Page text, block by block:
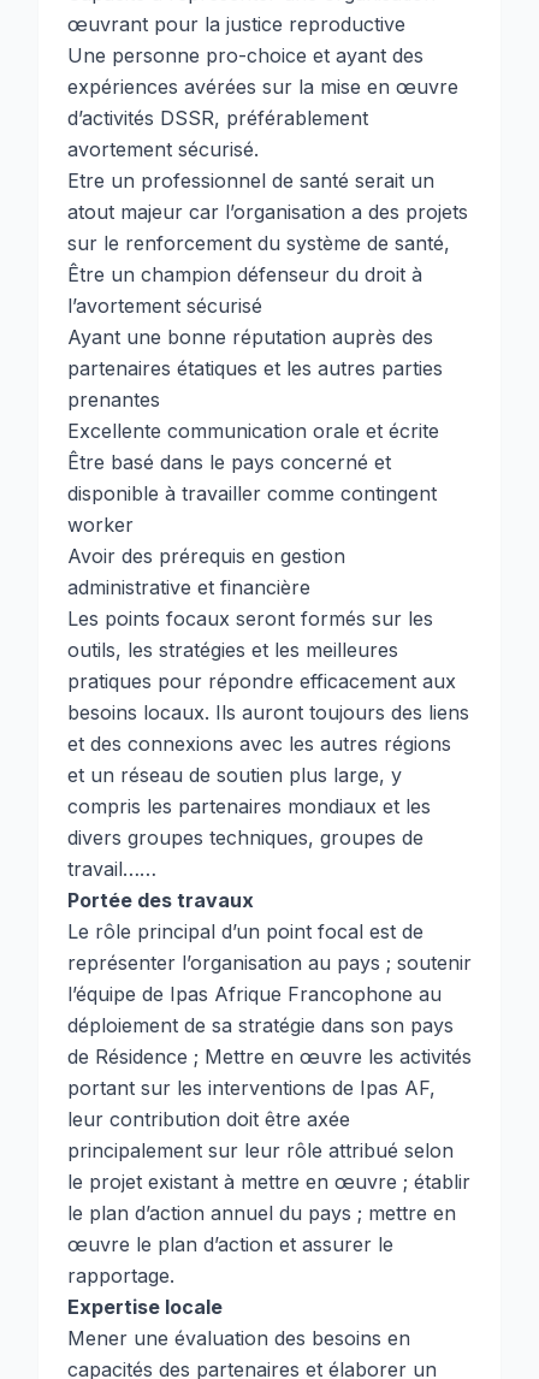
œuvrant pour la justice reproductive
Une personne pro-choice et ayant des
expériences avérées sur la mise en œuvre
d’activités DSSR, préférablement
avortement sécurisé.
Etre un professionnel de santé serait un
atout majeur car l’organisation a des projets
sur le renforcement du système de santé,
Être un champion défenseur du droit à
l’avortement sécurisé
Ayant une bonne réputation auprès des
partenaires étatiques et les autres parties
prenantes
Excellente communication orale et écrite
Être basé dans le pays concerné et
disponible à travailler comme contingent
worker
Avoir des prérequis en gestion
administrative et financière
Les points focaux seront formés sur les
outils, les stratégies et les meilleures
pratiques pour répondre efficacement aux
besoins locaux. Ils auront toujours des liens
et des connexions avec les autres régions
et un réseau de soutien plus large, y
compris les partenaires mondiaux et les
divers groupes techniques, groupes de
travail……
Portée des travaux
Le rôle principal d’un point focal est de
représenter l’organisation au pays ; soutenir
l’équipe de Ipas Afrique Francophone au
déploiement de sa stratégie dans son pays
de Résidence ; Mettre en œuvre les activités
portant sur les interventions de Ipas AF,
leur contribution doit être axée
principalement sur leur rôle attribué selon
le projet existant à mettre en œuvre ; établir
le plan d’action annuel du pays ; mettre en
œuvre le plan d’action et assurer le
rapportage.
Expertise locale
Mener une évaluation des besoins en
capacités des partenaires et élaborer un